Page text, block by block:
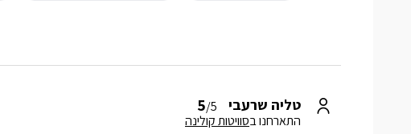
טליה שרעבי 5/5
התארחנו בסוויטות קולינה